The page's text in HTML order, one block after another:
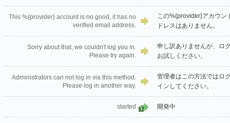
This %{provider} account is no good, it has no
verified email address.
この%{provider}アカウン
ドレスはありません。
Sorry about that, we couldn't log you in.
Please try again.
申し訳ありませんが、ロ
お試しください。
Administrators can not log in via this method.
Please log in another way.
管理者はこの方法ではロ
インしてください。
started 1 開発中